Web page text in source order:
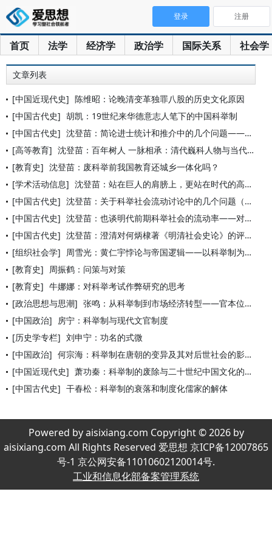
首页 法学 经济学 政治学 国际关系 社会学
登录 注册
文章列表
[中国近现代史] 陈维昭：论晚清变革独罪八股的历史文化原因
[中国古代史] 胡凯：19世纪来华德意志人笔下的中国科举制
[中国古代史] 沈登苗：简论进士统计和推介中的几个问题——以明代余姚进士为例
[高等教育] 沈登苗：百年树人 一脉相承：清代巍科人物与当代两院院士的分布
[教育史] 沈登苗：废科举前我国教育还城乡一体化吗？
[学术活动信息] 沈登苗：站在巨人的肩膀上，更站在时代的高坡上——当年我为何敢
[中国古代史] 沈登苗：关于科举社会流动讨论中的几个问题（概述）
[中国古代史] 沈登苗：也谈明代前期科举社会的流动率——对何炳棣研究结论的思
[中国古代史] 沈登苗：澄清对何炳棣著《明清社会史论》的评价
[组织社会学] 周雪光：黄仁宇悖论与帝国逻辑——以科举制为线索
[教育史] 周振鹤：问策与对策
[教育史] 牛娜娜：对科举考试作弊研究的思考
[政治思想与思潮] 张鸣：从科举制到市场经济转型——官本位的源流及滥觞
[中国政治] 房宁：科举制与现代文官制度
[历史学专栏] 刘申宁：功名的式微
[中国政治] 何宗海：科举制在唐朝的变异及其对后世社会的影响
[中国近现代史] 萧功秦：科举制的废除与二十世纪中国文化的断层
[中国古代史] 干春松：科举制的衰落和制度化儒家的解体
Powered by aisixiang.com Copyright © 2026 by
aisixiang.com All Rights Reserved 爱思想 京ICP备12007865
号-1 京公网安备11010602120014号.
工业和信息化部备案管理系统